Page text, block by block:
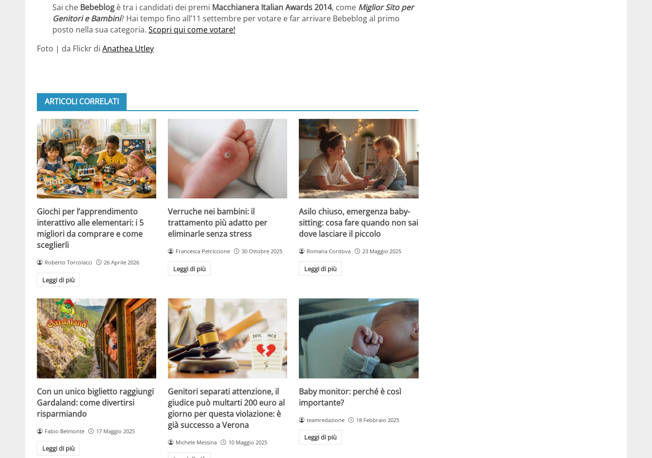
Sai che Bebeblog è tra i candidati dei premi Macchianera Italian Awards 2014, come Miglior Sito per
Genitori e Bambini? Hai tempo fino all’11 settembre per votare e far arrivare Bebeblog al primo
posto nella sua categoria. Scopri qui come votare!
Foto | da Flickr di Anathea Utley
ARTICOLI CORRELATI
Giochi per l’apprendimento
interattivo alle elementari: i 5
migliori da comprare e come
sceglierli
Roberto Torcolacci 26 Aprile 2026
Leggi di più
Verruche nei bambini: il
trattamento più adatto per
eliminarle senza stress
Francesca Petriccione 30 Ottobre 2025
Leggi di più
Asilo chiuso, emergenza baby-
sitting: cosa fare quando non sai
dove lasciare il piccolo
Romana Cordova 23 Maggio 2025
Leggi di più
Con un unico biglietto raggiungi
Gardaland: come divertirsi
risparmiando
Fabio Belmonte 17 Maggio 2025
Leggi di più
Genitori separati attenzione, il
giudice può multarti 200 euro al
giorno per questa violazione: è
già successo a Verona
Michele Messina 10 Maggio 2025
Baby monitor: perché è così
importante?
teamredazione 18 Febbraio 2025
Leggi di più